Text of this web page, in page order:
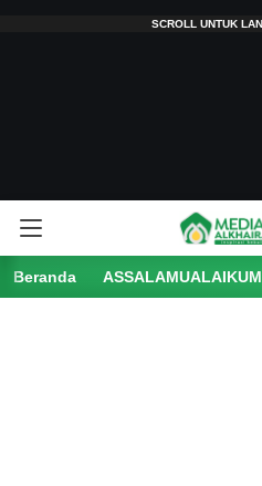
Beranda ASSALAMUALAIKUM